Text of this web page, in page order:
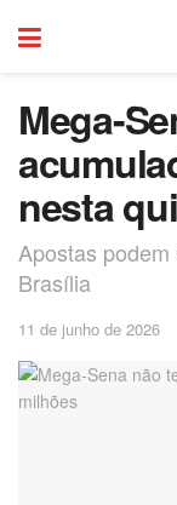
Mega-
nesta
Apostas
Brasília
11 de junho de 2026